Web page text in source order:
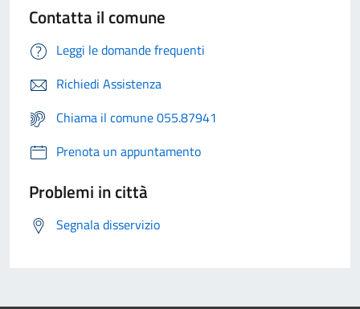
Contatta il comune
Leggi le domande frequenti
Richiedi Assistenza
Chiama il comune 055.87941
Prenota un appuntamento
Problemi in città
Segnala disservizio